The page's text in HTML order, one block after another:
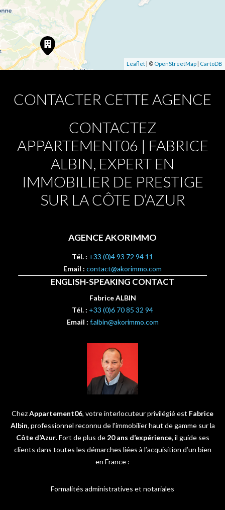
Leaflet | © OpenStreetMap | CartoDB
CONTACTER CETTE AGENCE
CONTACTEZ
APPARTEMENT06 | FABRICE
ALBIN, EXPERT EN
IMMOBILIER DE PRESTIGE
SUR LA CÔTE D’AZUR
AGENCE AKORIMMO
Tél. : +33 (0)4 93 72 94 11
Email : contact@akorimmo.com
ENGLISH-SPEAKING CONTACT
Fabrice ALBIN
Tél. : +33 (0)6 70 85 32 94
Email : f.albin@akorimmo.com
ChezAppartement06, votre interlocuteur privilégié est Fabrice
Albin, professionnel reconnu de l’immobilier haut de gamme sur la
Côte d’Azur. Fort de plus de 20 ans d’expérience, il guide ses
clients dans toutes les démarches liées à l’acquisition d’un bien
en France :
Formalités administratives et notariales